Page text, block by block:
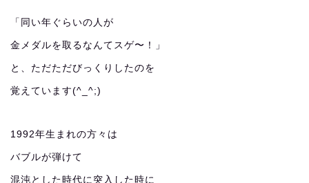
「同い年ぐらいの人が
金メダルを取るなんてスゲ〜！」
と、ただただびっくりしたのを
覚えています(^_^;)
1992年生まれの方々は
バブルが弾けて
混沌とした時代に突入した時に